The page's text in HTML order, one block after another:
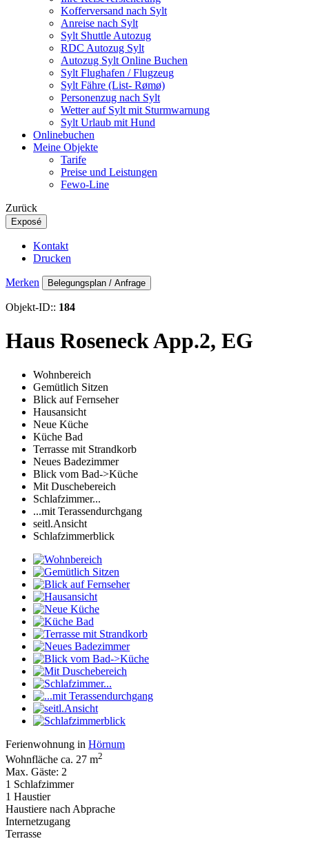
Kofferversand nach Sylt
Anreise nach Sylt
Sylt Shuttle Autozug
RDC Autozug Sylt
Autozug Sylt Online Buchen
Sylt Flughafen / Flugzeug
Sylt Fähre (List- Rømø)
Personenzug nach Sylt
Wetter auf Sylt mit Sturmwarnung
Sylt Urlaub mit Hund
Onlinebuchen
Meine Objekte
Tarife
Preise und Leistungen
Fewo-Line
Zurück
Exposé
Kontakt
Drucken
Merken Belegungsplan / Anfrage
Objekt-ID:: 184
Haus Roseneck App.2, EG
Wohnbereich
Gemütlich Sitzen
Blick auf Fernseher
Hausansicht
Neue Küche
Küche Bad
Terrasse mit Strandkorb
Neues Badezimmer
Blick vom Bad->Küche
Mit Duschebereich
Schlafzimmer...
...mit Terassendurchgang
seitl.Ansicht
Schlafzimmerblick
Ferienwohnung in Hörnum
Wohnfläche ca. 27 m2
Max. Gäste: 2
1 Schlafzimmer
1 Haustier
Haustiere nach Abprache
Internetzugang
Terrasse